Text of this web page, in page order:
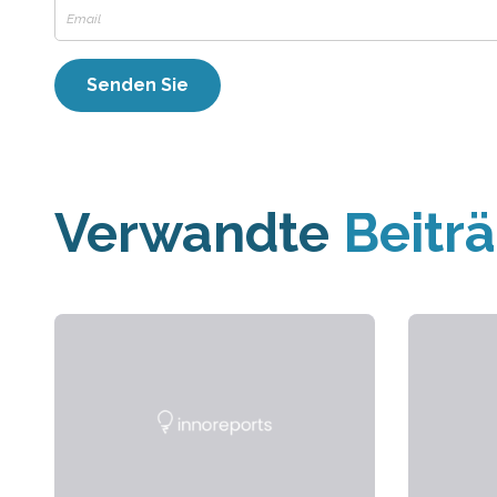
Verwandte